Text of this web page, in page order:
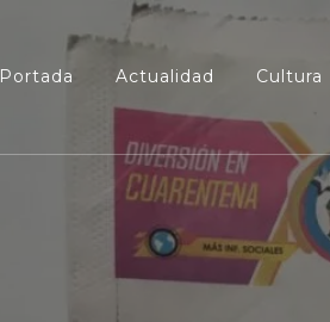
Portada Actualidad Cultura